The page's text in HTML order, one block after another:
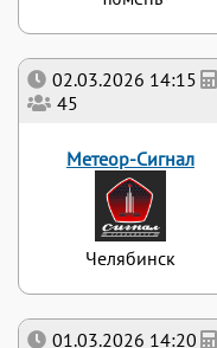
01.03.2026 14:20
02.03.2026 14:15
45
Метеор-Сигнал
Челябинск